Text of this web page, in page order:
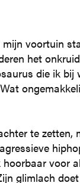
voortuin
het
die ik bij
te zetten,
voor
glimlach